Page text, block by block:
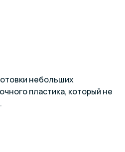
небольших
пластика, который не